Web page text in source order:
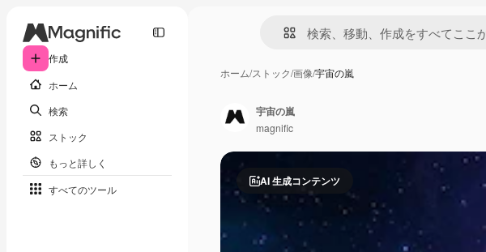
作成
ホーム
検索
ストック
もっと詳しく
すべてのツール
ホーム/ストック/画像/宇宙の嵐
AI 生成コンテンツ
宇宙の嵐
magnific